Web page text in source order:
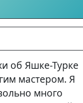
об Яшке-Турке
мастером. Я
много